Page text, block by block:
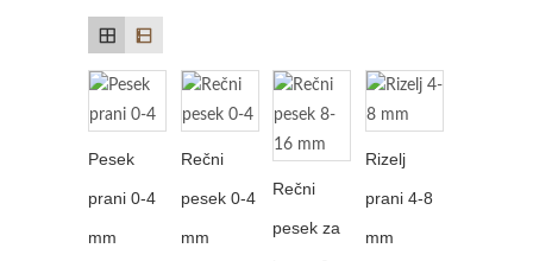
Pesek
prani 0-4
mm
Rečni
pesek 0-4
mm
Rečni
pesek za
Rizelj
prani 4-8
mm